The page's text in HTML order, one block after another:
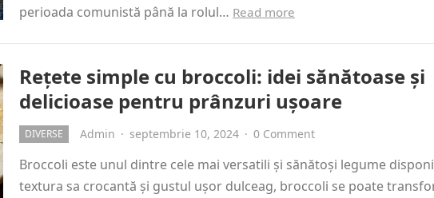
perioada comunistă până la rolul… Read more
Rețete simple cu broccoli: idei sănătoase și
delicioase pentru prânzuri ușoare
DIVERSE Admin · septembrie 10, 2024 · 0 Comment
Broccoli este unul dintre cele mai versatili și sănătoși legume
textura sa crocantă și gustul ușor dulceag, broccoli se poate